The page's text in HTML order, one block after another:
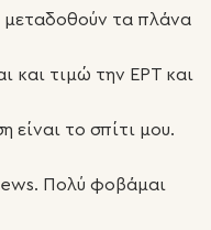
μεταδοθούν τα πλάνα
και τιμώ την ΕΡΤ και
είναι το σπίτι μου.
Πολύ φοβάμαι